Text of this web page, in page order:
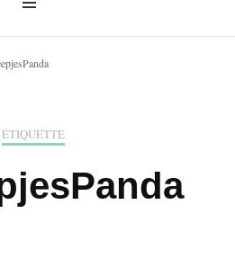
ÉTIQUETTE